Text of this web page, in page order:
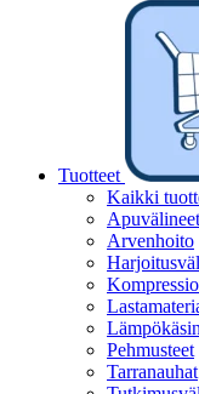
Tuotteet
Kaikki
Apuvälineet
Arvenhoito
Pehmusteet
Tarranauhat